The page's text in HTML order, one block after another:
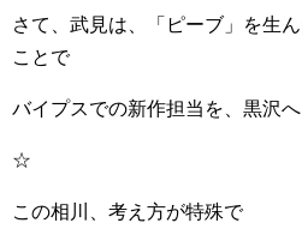
さて、武見は、「ピーブ」を生
ことで
バイプスでの新作担当を、黒沢
☆
この相川、考え方が特殊で